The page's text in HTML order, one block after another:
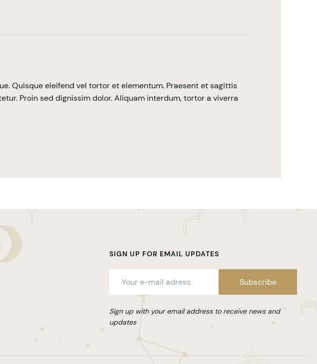
Quisque eleifend vel tortor et elementum. Praesent et sagittis
Proin sed dignissim dolor. Aliquam interdum, tortor a viverra
SIGN UP FOR EMAIL UPDATES
Sign up with your email address to receive news and
updates